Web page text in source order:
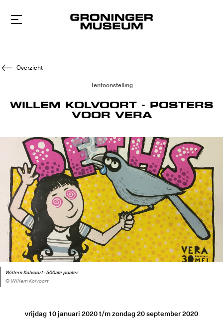
Naar
hoofdinhoud
Overzicht
Tentoonstelling
WILLEM KOLVOORT - POSTERS
VOOR VERA
Willem Kolvoort - 500ste poster
© Willem Kolvoort
vrijdag 10 januari 2020t/mzondag 20 september 2020